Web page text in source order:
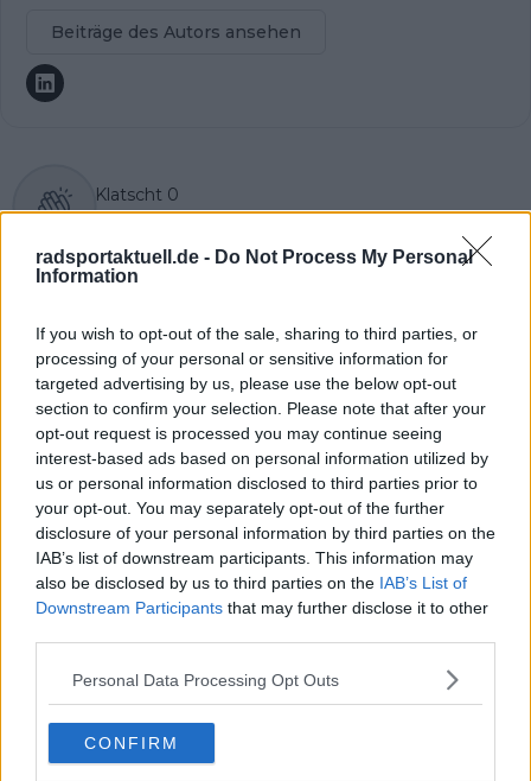
radsportaktuell.de - Do Not Process My Personal
Information
If you wish to opt-out of the sale, sharing to third parties, or
processing of your personal or sensitive information for
targeted advertising by us, please use the below opt-out
section to confirm your selection. Please note that after your
opt-out request is processed you may continue seeing
interest-based ads based on personal information utilized by
us or personal information disclosed to third parties prior to
your opt-out. You may separately opt-out of the further
disclosure of your personal information by third parties on the
IAB’s list of downstream participants. This information may
also be disclosed by us to third parties on the IAB’s List of
Downstream Participants that may further disclose it to other
Personal Data Processing Opt Outs
CONFIRM
Beiträge des Autors ansehen
Klatscht 0
Besucher 0
Vorheriger Artikel
Aura“ beim Giro
d’Italia 2026 und den
Traum vom
Karriereende bei der
Tour de France
Nächster Artikel
Etappe – Alberto
Bettiol holt den
Ausreißersieg in
Verbania